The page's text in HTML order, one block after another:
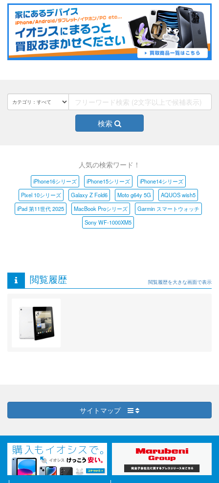
検索
人気の検索ワード！
iPhone16シリーズ iPhone15シリーズ
iPhone14シリーズ
Pixel 10シリーズ
Galaxy Z Fold6 Moto g64y 5G
AQUOS wish5
iPad 第11世代 2025
MacBook Proシリーズ
Garmin スマートウォッチ
Sony WF-1000XM5
閲覧履歴 閲覧履歴を大きな画面で表示
サイトマップ